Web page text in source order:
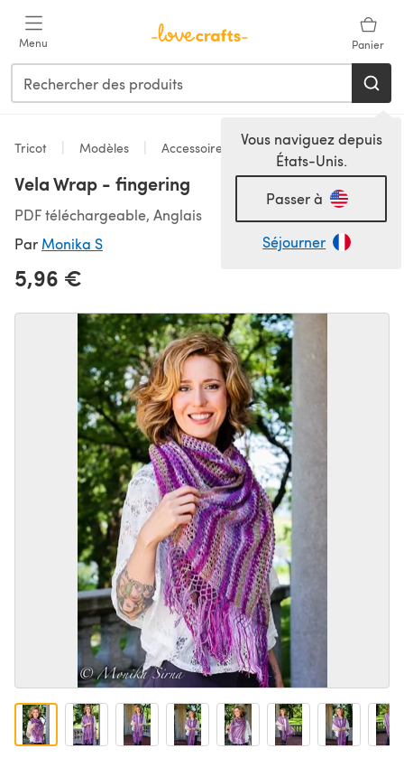
Menu Panier
Vous naviguez depuis
États-Unis.
Passer à
Séjourner
Tricot Modèles Accessoires
Vela Wrap - fingering
PDF téléchargeable, Anglais
Par Monika S
5,96 €